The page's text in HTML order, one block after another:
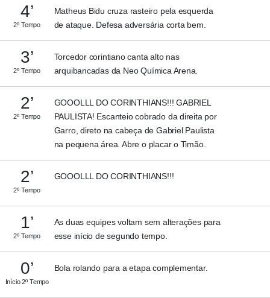
4’
2º Tempo
Matheus Bidu cruza rasteiro pela esquerda
de ataque. Defesa adversária corta bem.
3’
2º Tempo
Torcedor corintiano canta alto nas
arquibancadas da Neo Química Arena.
2’
2º Tempo
GOOOLLL DO CORINTHIANS!!! GABRIEL
PAULISTA! Escanteio cobrado da direita por
Garro, direto na cabeça de Gabriel Paulista
na pequena área. Abre o placar o Timão.
2’
2º Tempo
GOOOLLL DO CORINTHIANS!!!
1’
2º Tempo
As duas equipes voltam sem alterações para
esse início de segundo tempo.
0’
Início 2º Tempo
Bola rolando para a etapa complementar.